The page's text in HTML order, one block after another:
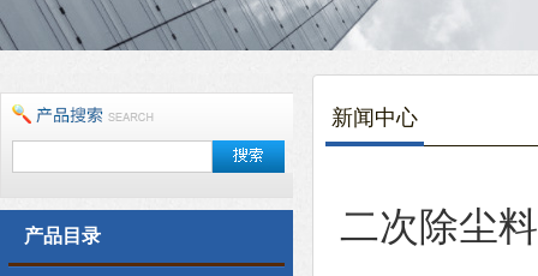
产品目录
新闻中心
二次除尘